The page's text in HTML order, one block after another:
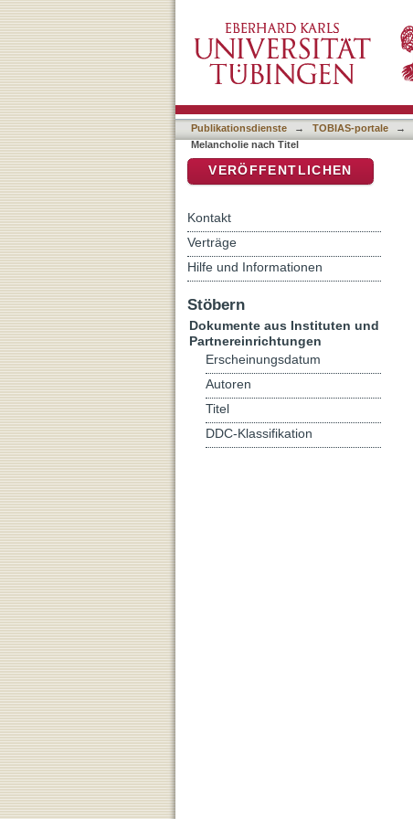
Publikationsdienste → TOBIAS-portale →
Melancholie nach Titel
VERÖFFENTLICHEN
Kontakt
Verträge
Hilfe und Informationen
Stöbern
Dokumente aus Instituten und
Partnereinrichtungen
Erscheinungsdatum
Autoren
Titel
DDC-Klassifikation